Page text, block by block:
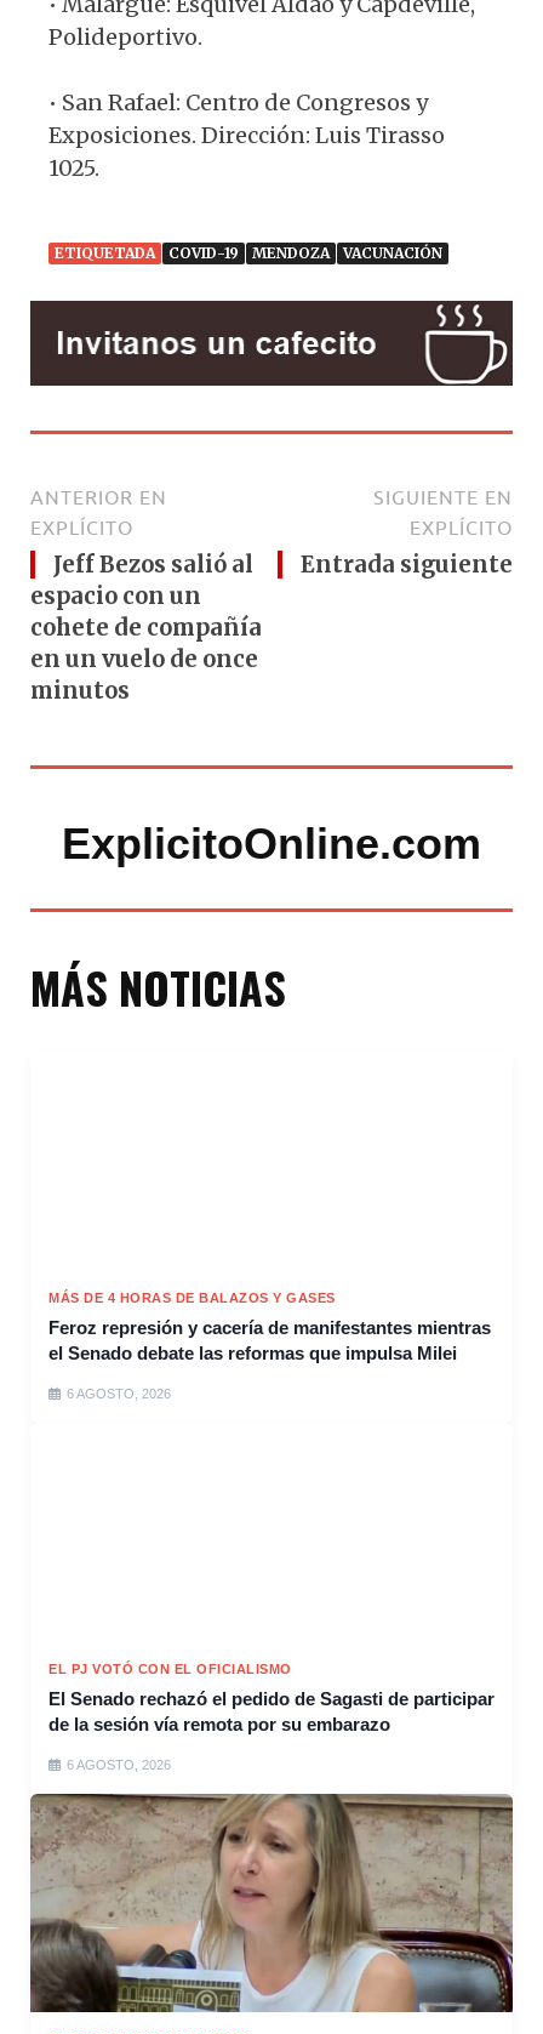
Polideportivo.
• San Rafael: Centro de Congresos y
Exposiciones. Dirección: Luis Tirasso
1025.
ETIQUETADA COVID-19 MENDOZA VACUNACIÓN
ANTERIOR EN
EXPLÍCITO
Jeff Bezos salió al
espacio con un
cohete de compañía
en un vuelo de once
minutos
SIGUIENTE EN
EXPLÍCITO
Entrada siguiente
ExplicitoOnline.com
MÁS NOTICIAS
MÁS DE 4 HORAS DE BALAZOS Y GASES
Feroz represión y cacería de manifestantes mientras
el Senado debate las reformas que impulsa Milei
6 AGOSTO, 2026
EL PJ VOTÓ CON EL OFICIALISMO
El Senado rechazó el pedido de Sagasti de participar
de la sesión vía remota por su embarazo
6 AGOSTO, 2026